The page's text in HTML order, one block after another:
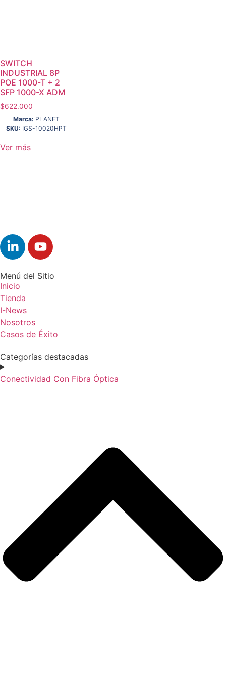
SWITCH
INDUSTRIAL 8P
POE 1000-T + 2
SFP 1000-X ADM
$622.000
Marca: PLANET
SKU: IGS-10020HPT
Ver más
Menú del Sitio
Inicio
Tienda
I-News
Nosotros
Casos de Éxito
Categorías destacadas
Conectividad Con Fibra Óptica